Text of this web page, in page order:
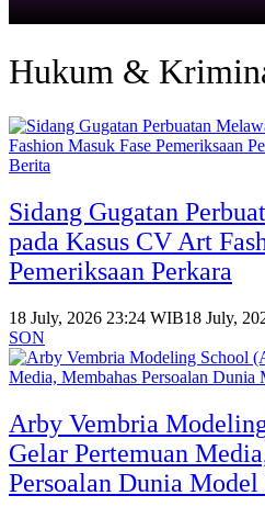
Hukum &
Berita
Sidang Gugatan
pada Kasus CV Art
Pemeriksaan Perkara
18 July, 2026 23:24 WIB18 July,
SON
Arby Vembria
Gelar Pertemuan
Persoalan Dunia Model